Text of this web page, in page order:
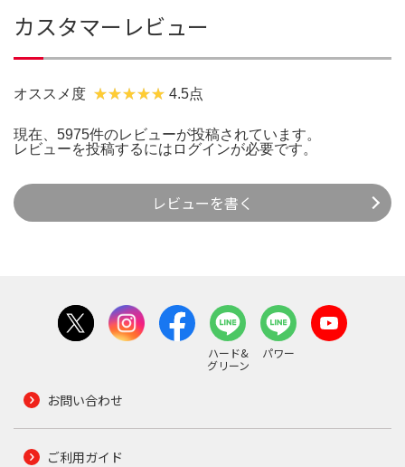
カスタマーレビュー
オススメ度 4.5点
現在、5975件のレビューが投稿されています。
レビューを投稿するには ログインが必要です。
レビューを書く
ハード&
グリーン
パワー
お問い合わせ
ご利用ガイド